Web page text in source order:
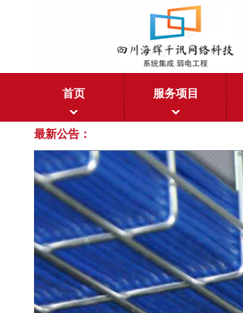
首页 服务项目
最新公告：